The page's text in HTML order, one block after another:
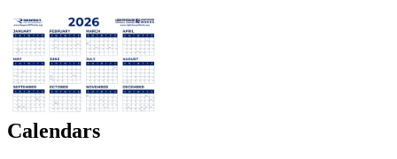
Calendars